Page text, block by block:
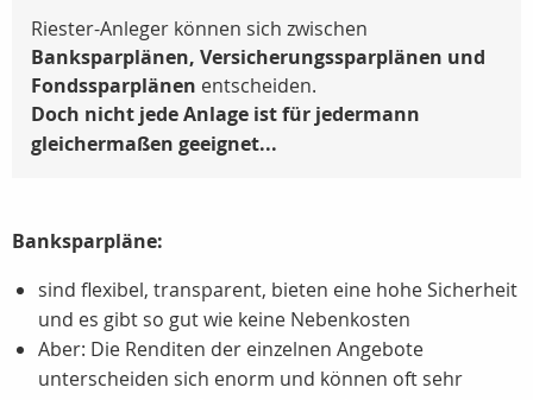
Riester-Anleger können sich zwischen
Banksparplänen, Versicherungssparplänen und
Fondssparplänen entscheiden.
Doch nicht jede Anlage ist für jedermann
gleichermaßen geeignet...
Banksparpläne:
sind flexibel, transparent, bieten eine hohe Sicherheit
und es gibt so gut wie keine Nebenkosten
Aber: Die Renditen der einzelnen Angebote
unterscheiden sich enorm und können oft sehr